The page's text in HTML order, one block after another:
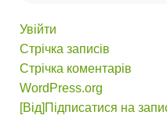
Увійти
Стрічка записів
Стрічка коментарів
WordPress.org
[Від]Підписатися на